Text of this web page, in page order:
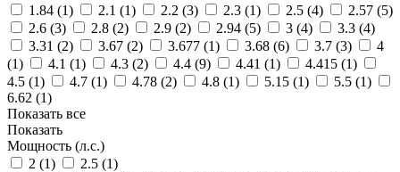
1.84 (1) 2.1 (1) 2.2 (3) 2.3 (1) 2.5 (4) 2.57 (5)
2.6 (3) 2.8 (2) 2.9 (2) 2.94 (5) 3 (4) 3.3 (4)
3.31 (2) 3.67 (2) 3.677 (1) 3.68 (6) 3.7 (3)
4
(1) 4.1 (1) 4.3 (2) 4.4 (9) 4.41 (1) 4.415 (1)
4.5 (1) 4.7 (1) 4.78 (2) 4.8 (1) 5.15 (1) 5.5 (1)
6.62 (1)
Показать все
Показать
Мощность (л.с.)
2 (1) 2.5 (1)